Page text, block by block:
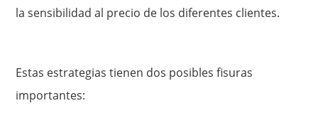
la sensibilidad al precio de los diferentes clientes.
Estas estrategias tienen dos posibles fisuras
importantes: